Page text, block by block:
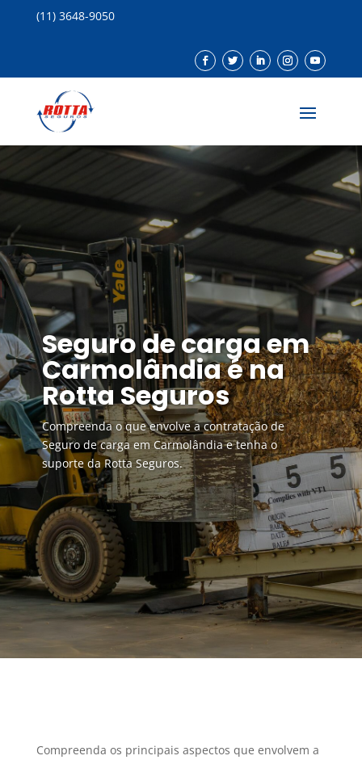
(11) 3648-9050
Seguro de carga em
Carmolândia é na
Rotta Seguros
Compreenda o que envolve a contratação de
Seguro de carga em Carmolândia e tenha o
suporte da Rotta Seguros.
Compreenda os principais aspectos que envolvem a